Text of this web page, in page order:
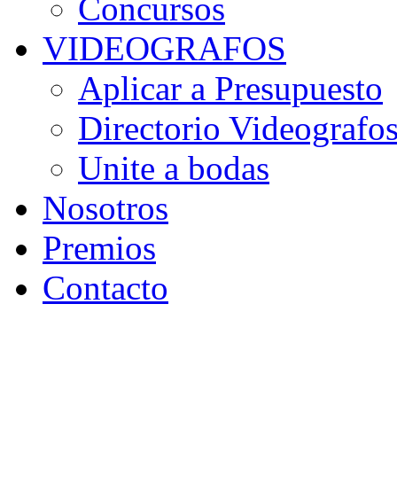
Concursos
VIDEOGRAFOS
Aplicar a Presupuesto
Directorio
Unite a bodas
Nosotros
Premios
Contacto